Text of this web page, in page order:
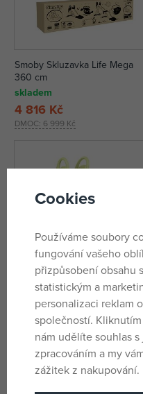
Smoby Skluzavka Life Mega
360 cm
skladem
DMOC: 6 999 Kč
4 816 Kč
Smoby Skluzavka Life KS 150
cm s vlhčením modrá
skladem
2 099 Kč
1 567 Kč
Cookies
Používáme soubory
fungování vašeho
přizpůsobení obsahu
statistickým a
personalizaci reklam
společností.
nám udělíte souhlas
zpracováním a my
zážitek z nakupování.